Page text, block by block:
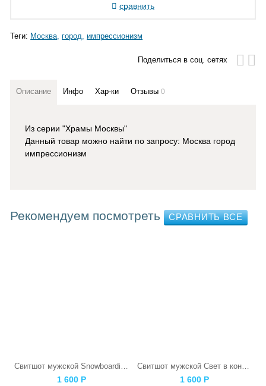
сравнить
Теги: Москва город импрессионизм
Поделиться в соц. сетях
Описание Инфо Хар-ки Отзывы0
Из серии "Храмы Москвы"
Данный товар можно найти по запросу: Москва город
импрессионизм
Рекомендуем посмотреть
1 600 Р 1 600 Р